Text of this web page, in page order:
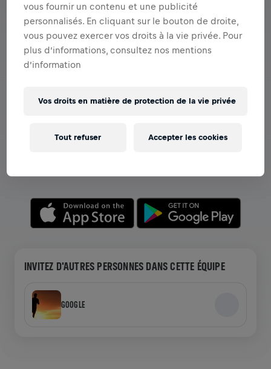
VOIR LES ÉQUIPES DANS L'APPLICATION
vôtre, explorez tout ce qui concerne les Équipes dans
INVITEZ D'AUTRES PERSONNES DANS CETTE ÉQUIPE
GOOGLE
vous fournir un contenu et une publicité
personnalisés. En cliquant sur le bouton de droite,
vous pouvez exercer vos droits à la vie privée. Pour
plus d’informations, consultez nos mentions
d’information
Vos droits en matière de protection de la vie privée
Tout refuser Accepter les cookies